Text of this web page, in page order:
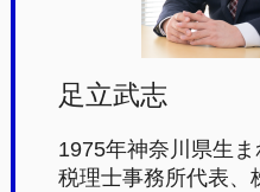
足立武志
1975年神奈川県生
税理士事務所代表、